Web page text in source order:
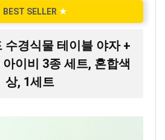
BEST SELLER ★
수경식물 테이블 야자 +
이비 3종 세트, 혼합색
상, 1세트